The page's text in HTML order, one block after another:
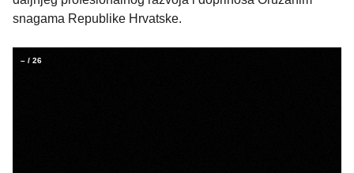
snagama Republike Hrvatske.
– / 26